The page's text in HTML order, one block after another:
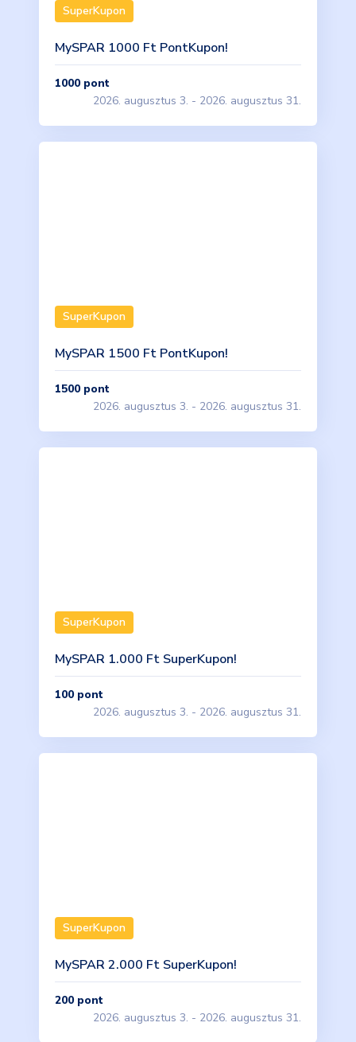
SuperKupon
MySPAR 1000 Ft PontKupon!
1000 pont
2026. augusztus 3. - 2026. augusztus 31.
SuperKupon
MySPAR 1500 Ft PontKupon!
1500 pont
2026. augusztus 3. - 2026. augusztus 31.
SuperKupon
MySPAR 1.000 Ft SuperKupon!
100 pont
2026. augusztus 3. - 2026. augusztus 31.
SuperKupon
MySPAR 2.000 Ft SuperKupon!
200 pont
2026. augusztus 3. - 2026. augusztus 31.